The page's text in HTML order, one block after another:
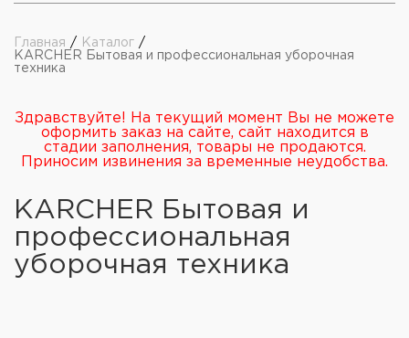
Главная / Каталог /
KARCHER Бытовая и профессиональная уборочная
техника
Здравствуйте! На текущий момент Вы не можете
оформить заказ на сайте, сайт находится в
стадии заполнения, товары не продаются.
Приносим извинения за временные неудобства.
KARCHER Бытовая и
профессиональная
уборочная техника